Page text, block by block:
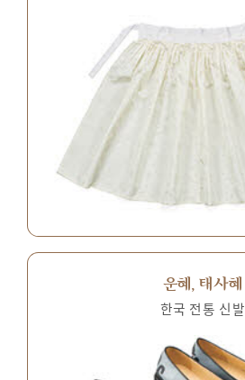
운혜, 태사혜
한국 전통 신발